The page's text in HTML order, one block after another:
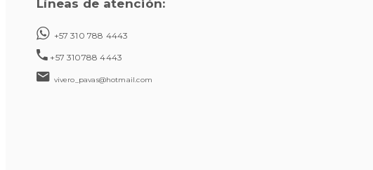
Líneas de atención:
+57 310 788 4443
+57 310788 4443
vivero_pavas@hotmail.com